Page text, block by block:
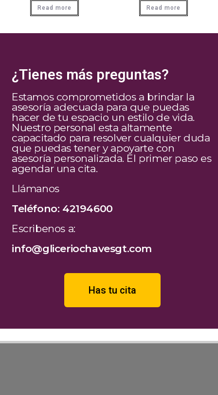
Read more Read more
¿Tienes más preguntas?
Estamos comprometidos a brindar la
asesoría adecuada para que puedas
hacer de tu espacio un estilo de vida.
Nuestro personal esta altamente
capacitado para resolver cualquier duda
que puedas tener y apoyarte con
asesoría personalizada. El primer paso es
agendar una cita.
Llámanos
Teléfono: 42194600
Escribenos a:
info@gliceriochavesgt.com
Has tu cita